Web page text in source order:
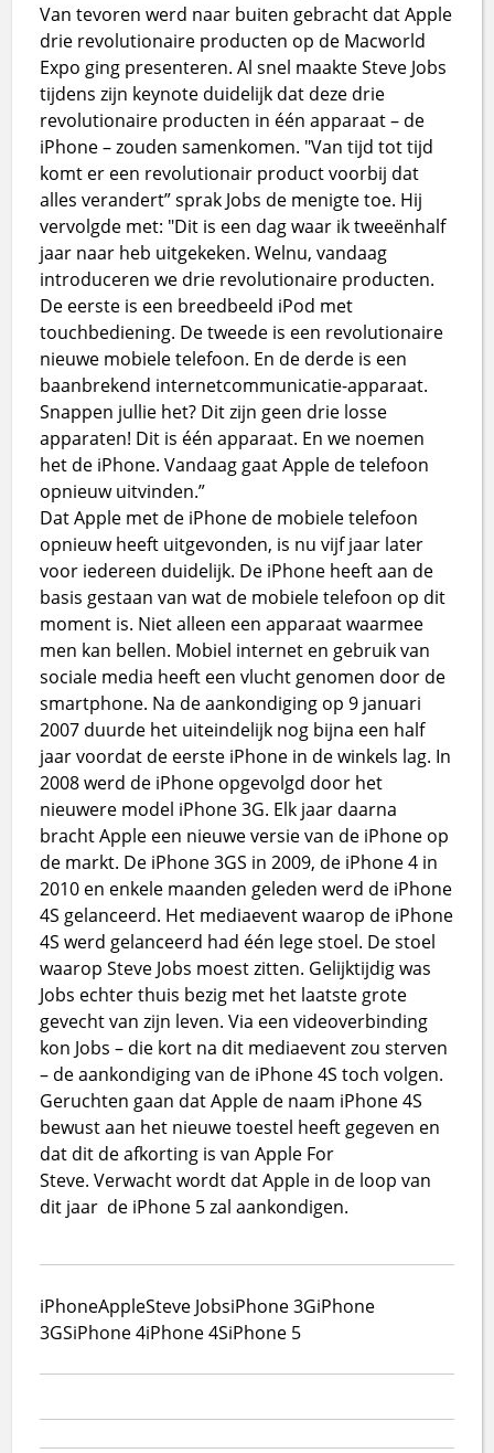
Van tevoren werd naar buiten gebracht dat Apple
drie revolutionaire producten op de Macworld
Expo ging presenteren. Al snel maakte Steve Jobs
tijdens zijn keynote duidelijk dat deze drie
revolutionaire producten in één apparaat – de
iPhone – zouden samenkomen. "Van tijd tot tijd
komt er een revolutionair product voorbij dat
alles verandert” sprak Jobs de menigte toe. Hij
vervolgde met: "Dit is een dag waar ik tweeënhalf
jaar naar heb uitgekeken. Welnu, vandaag
introduceren we drie revolutionaire producten.
De eerste is een breedbeeld iPod met
touchbediening. De tweede is een revolutionaire
nieuwe mobiele telefoon. En de derde is een
baanbrekend internetcommunicatie-apparaat.
Snappen jullie het? Dit zijn geen drie losse
apparaten! Dit is één apparaat. En we noemen
het de iPhone. Vandaag gaat Apple de telefoon
opnieuw uitvinden.”
Dat Apple met de iPhone de mobiele telefoon
opnieuw heeft uitgevonden, is nu vijf jaar later
voor iedereen duidelijk. De iPhone heeft aan de
basis gestaan van wat de mobiele telefoon op dit
moment is. Niet alleen een apparaat waarmee
men kan bellen. Mobiel internet en gebruik van
sociale media heeft een vlucht genomen door de
smartphone. Na de aankondiging op 9 januari
2007 duurde het uiteindelijk nog bijna een half
jaar voordat de eerste iPhone in de winkels lag. In
2008 werd de iPhone opgevolgd door het
nieuwere model iPhone 3G. Elk jaar daarna
bracht Apple een nieuwe versie van de iPhone op
de markt. De iPhone 3GS in 2009, de iPhone 4 in
2010 en enkele maanden geleden werd de iPhone
4S gelanceerd. Het mediaevent waarop de iPhone
4S werd gelanceerd had één lege stoel. De stoel
waarop Steve Jobs moest zitten. Gelijktijdig was
Jobs echter thuis bezig met het laatste grote
gevecht van zijn leven. Via een videoverbinding
kon Jobs – die kort na dit mediaevent zou sterven
– de aankondiging van de iPhone 4S toch volgen.
Geruchten gaan dat Apple de naam iPhone 4S
bewust aan het nieuwe toestel heeft gegeven en
dat dit de afkorting is van Apple For
Steve.Verwacht wordt dat Apple in de loop van
dit jaar de iPhone 5 zal aankondigen.
iPhoneAppleSteve JobsiPhone 3GiPhone
3GSiPhone 4iPhone 4SiPhone 5